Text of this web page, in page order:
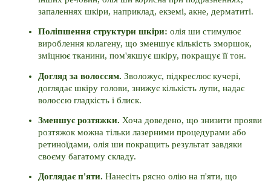
запаленнях шкіри, наприклад, екземі, акне, дерматиті.
Поліпшення структури шкіри: олія ши стимулює
вироблення колагену, що зменшує кількість зморшок,
зміцнює тканини, пом'якшує шкіру, покращує її тон.
Догляд за волоссям. Зволожує, підкреслює кучері,
доглядає шкіру голови, знижує кількість лупи, надає
волоссю гладкість і блиск.
Зменшує розтяжки. Хоча доведено, що знизити прояви
розтяжок можна тільки лазерними процедурами або
ретиноїдами, олія ши покращить результат завдяки
своєму багатому складу.
Доглядає п'яти. Нанесіть рясно олію на п'яти, що